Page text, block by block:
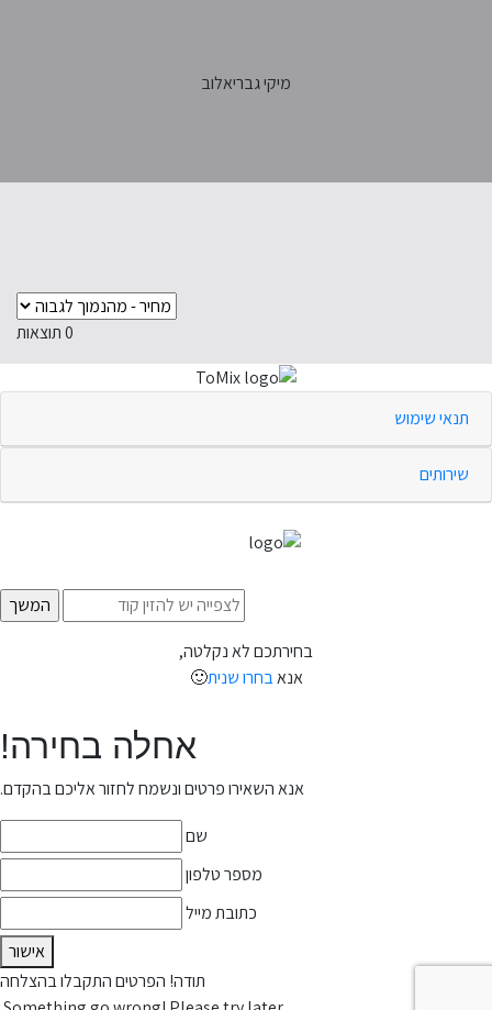
מיקי גבריאלוב
0תוצאות
תנאי שימוש
שירותים
בחירתכם לא נקלטה,
אנאבחרו שנית🙂
אחלה בחירה!
אנא השאירו פרטים ונשמח לחזור אליכם בהקדם.
שם
מספר טלפון
כתובת מייל
אישור
תודה! הפרטים התקבלו בהצלחה